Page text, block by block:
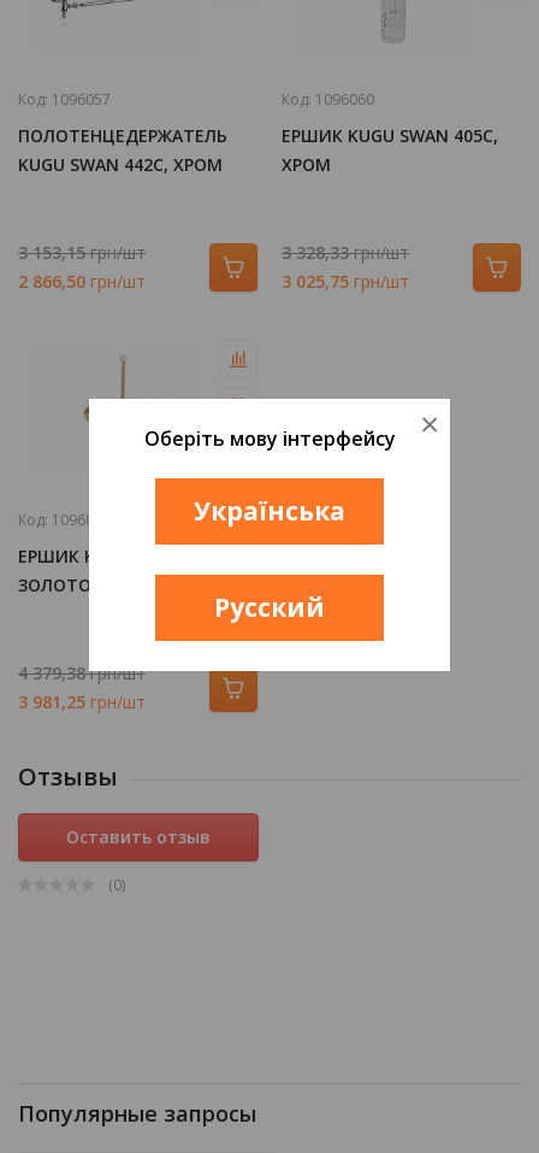
Код: 1096057
ПОЛОТЕНЦЕДЕРЖАТЕЛЬ
KUGU SWAN 442C, ХРОМ
3 153,15грн/шт
2 866,50 грн/шт
Код: 1096060
ЕРШИК KUGU SWAN 405C,
ХРОМ
3 328,33грн/шт
3 025,75 грн/шт
Код: 1096071
ЕРШИК KUGU SWAN 405G,
ЗОЛОТО
4 379,38грн/шт
3 981,25 грн/шт
Отзывы
(0)
Оставить отзыв
Популярные запросы
×
Оберіть мову інтерфейсу
Українська
Русский